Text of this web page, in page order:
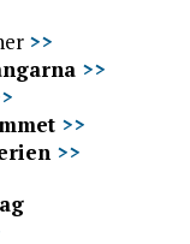
>>
>>
>>
>>